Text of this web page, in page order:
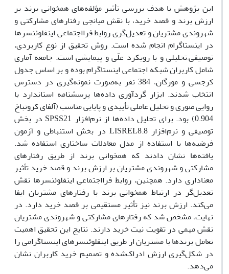
این پژوهش با هدف بررسی تأثیر مؤلفه‌های همخوانی برند بر
ارزش برند و قصد خرید، با نقش میانجی رفتارهای مشارکتی و
شهروندی مشتریان و تعدیل‌گری روابط فرااجتماعی اینفلوئنسرها
در اینستاگرام انجام شده است. روش تحقیق از نوع کاربردی،
توصیفی–تحلیلی و با رویکرد علّی و پیمایشی است. جامعه آماری
شامل کاربران شبکه اجتماعی اینستاگرام بوده و بر اساس جدول
کرجسی و مورگان، 384 نفر به‌صورت نمونه‌گیری در دسترس
انتخاب شدند. ابزار گردآوری داده‌ها پرسشنامه استاندارد با
روایی صوری و تحلیل عاملی تأییدی و پایایی مناسب (آلفای کرونباخ
0.904) بود. برای تحلیل داده‌ها از نرم‌افزار SPSS21 در بخش
توصیفی و نرم‌افزار LISREL8.8 در بخش استنباطی و آزمون
فرضیه‌ها با استفاده از مدل معادلات ساختاری استفاده شد.
یافته‌ها نشان دادند که همخوانی برند از طریق رفتارهای
مشارکتی و شهروندی مشتریان بر ارزش برند و قصد خرید تأثیر
معناداری دارد. همچنین، روابط فرااجتماعی اینفلوئنسرها نقش
تعدیل‌گر در ارتباط همخوانی برند با رفتارهای مشتریان ایفا
می‌کند. ارزش برند نیز تأثیر مستقیمی بر قصد خرید دارد. در
نهایت، مشخص شد که رفتارهای مشارکتی و شهروندی مشتریان
نقش مهمی در تقویت نیت خرید دارند. نتایج این تحقیق اهمیت
تعامل برندها با مشتریان از طریق اینفلوئنسرهای اینستاگرامی را
در شکل‌گیری ارزش ادراک‌شده و تصمیم خرید کاربران نشان
می‌دهد.